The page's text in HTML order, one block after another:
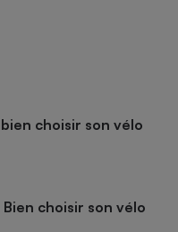
choisir son vélo
choisir son vélo